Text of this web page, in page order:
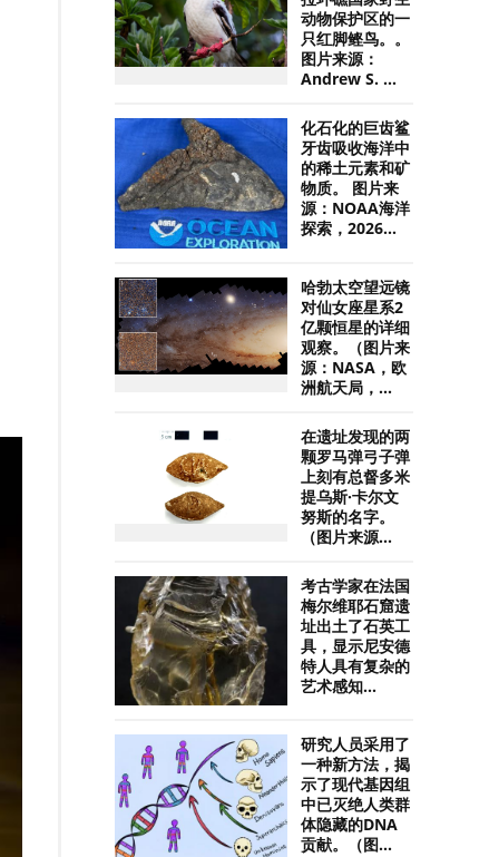
动物保护区的一
只红脚鲣鸟。。
图片来源：
Andrew S. ...
化石化的巨齿鲨
牙齿吸收海洋中
的稀土元素和矿
物质。 图片来
源：NOAA海洋
探索，2026...
哈勃太空望远镜
对仙女座星系2
亿颗恒星的详细
观察。（图片来
源：NASA，欧
洲航天局，...
在遗址发现的两
颗罗马弹弓子弹
上刻有总督多米
提乌斯·卡尔文
努斯的名字。
（图片来源...
考古学家在法国
梅尔维耶石窟遗
址出土了石英工
具，显示尼安德
特人具有复杂的
艺术感知...
研究人员采用了
一种新方法，揭
示了现代基因组
中已灭绝人类群
体隐藏的DNA
贡献。（图...